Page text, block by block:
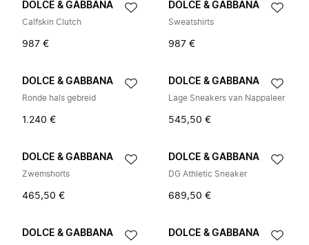
DOLCE & GABBANA
Calfskin Clutch
987 €
DOLCE & GABBANA
Sweatshirts
987 €
DOLCE & GABBANA
Ronde hals gebreid
1.240 €
DOLCE & GABBANA
Lage Sneakers van Nappaleer
545,50 €
DOLCE & GABBANA
Zwemshorts
465,50 €
DOLCE & GABBANA
DG Athletic Sneaker
689,50 €
DOLCE & GABBANA DOLCE & GABBANA